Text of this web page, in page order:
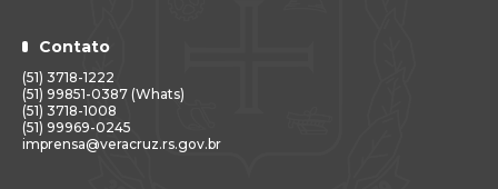
Contato
(51) 3718-1222
(51) 99851-0387 (Whats)
(51) 3718-1008
(51) 99969-0245
imprensa@veracruz.rs.gov.br